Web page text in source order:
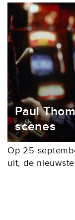
meer
eerste gezicht
Paul
scènes
Op 25
uit, de
Berichten